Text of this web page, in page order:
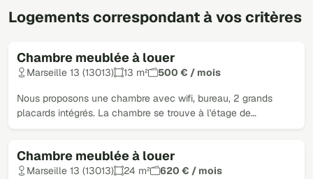
Logements correspondant à vos critères
Chambre meublée à louer
Loué
Marseille 13 (13013) 13 m² 500 € / mois
Nous proposons une chambre avec wifi, bureau, 2 grands
placards intégrés. La chambre se trouve à l'étage de…
Chambre meublée à louer
Loué
Marseille 13 (13013) 24 m² 620 € / mois